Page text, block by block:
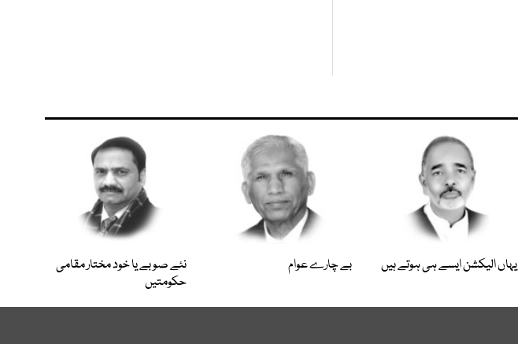
یہاں الیکشن ایسے ہی ہوتے ہیں بے چارے عوام
نئے صوبے یا خود مختار مقامی
حکومتیں